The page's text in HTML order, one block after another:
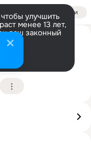
Войти
улучшить
менее 13 лет,
ваш законный
Подробнее